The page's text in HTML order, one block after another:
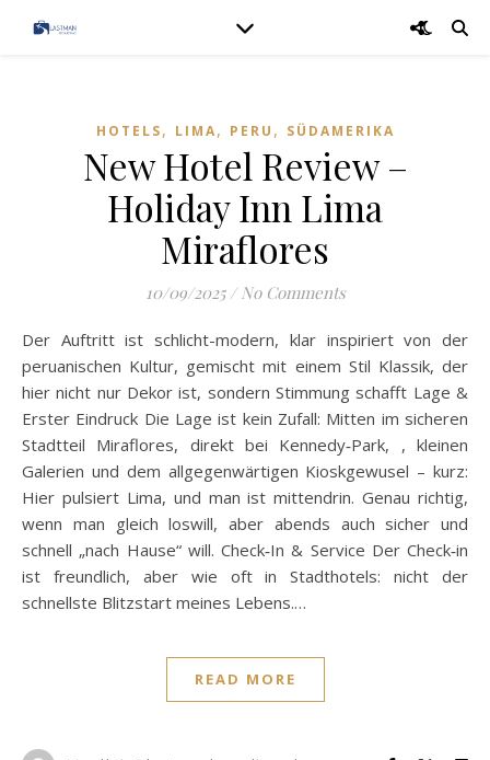
HOTELS, LIMA, PERU , SÜDAMERIKA
New Hotel Review –
Holiday Inn Lima
Miraflores
10/09/2025 / No Comments
Der Auftritt ist schlicht-modern, klar inspiriert von der
peruanischen Kultur, gemischt mit einem Stil Klassik, der
hier nicht nur Dekor ist, sondern Stimmung schafft Lage &
Erster Eindruck Die Lage ist kein Zufall: Mitten im sicheren
Stadtteil Miraflores, direkt bei Kennedy‑Park, , kleinen
Galerien und dem allgegenwärtigen Kioskgewusel – kurz:
Hier pulsiert Lima, und man ist mittendrin. Genau richtig,
wenn man gleich loswill, aber abends auch sicher und
schnell „nach Hause“ will. Check‑In & Service Der Check‑in
ist freundlich, aber wie oft in Stadthotels: nicht der
schnellste Blitzstart meines Lebens.…
READ MORE